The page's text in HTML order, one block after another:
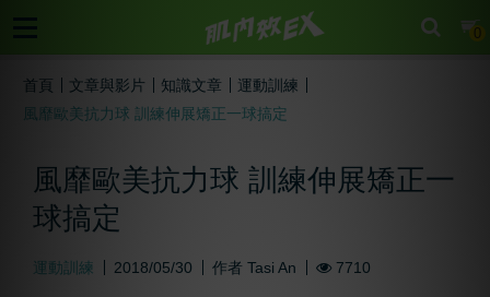
0
首頁 文章與影片 知識文章
運動訓練
風靡歐美抗力球 訓練伸展矯正一球搞定
風靡歐美抗力球 訓練伸展矯正一
球搞定
運動訓練 2018/05/30 作者 Tasi An 7710